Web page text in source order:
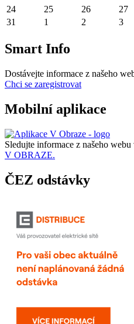
24
25 26 27
31
1 2 3
Smart Info
Dostávejte informace z našeho
Chci se zaregistrovat
Mobilní aplikace
Sledujte informace z našeho webu
V OBRAZE.
ČEZ odstávky